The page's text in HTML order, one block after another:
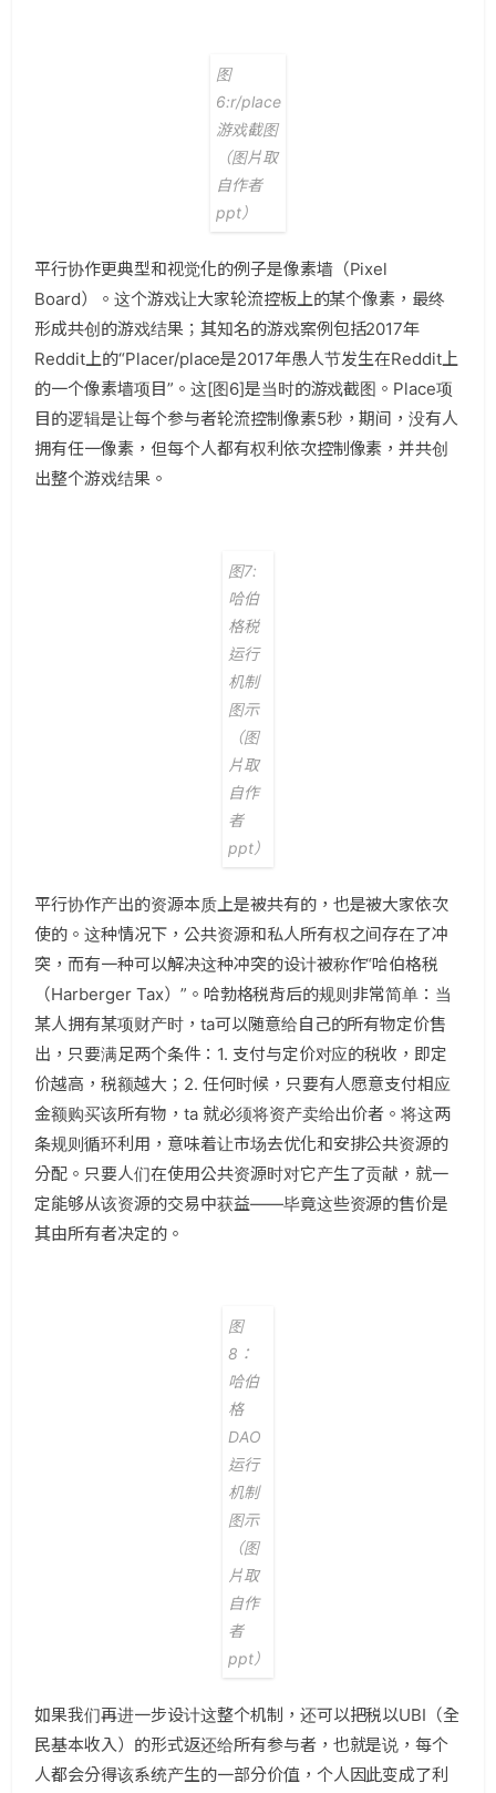
图
6:r/place
游戏截图
（图片取
自作者
ppt）
平行协作更典型和视觉化的例子是像素墙（Pixel
Board）。这个游戏让大家轮流控板上的某个像素，最终
形成共创的游戏结果；其知名的游戏案例包括2017年
Reddit上的“Placer/place是2017年愚人节发生在Reddit上
的一个像素墙项目”。这[图6]是当时的游戏截图。Place项
目的逻辑是让每个参与者轮流控制像素5秒，期间，没有人
拥有任一像素，但每个人都有权利依次控制像素，并共创
出整个游戏结果。
图7:
哈伯
格税
运行
机制
图示
（图
片取
自作
者
ppt）
平行协作产出的资源本质上是被共有的，也是被大家依次
使的。这种情况下，公共资源和私人所有权之间存在了冲
突，而有一种可以解决这种冲突的设计被称作“哈伯格税
（Harberger Tax）”。哈勃格税背后的规则非常简单：当
某人拥有某项财产时，ta可以随意给自己的所有物定价售
出，只要满足两个条件：1. 支付与定价对应的税收，即定
价越高，税额越大；2. 任何时候，只要有人愿意支付相应
金额购买该所有物，ta 就必须将资产卖给出价者。将这两
条规则循环利用，意味着让市场去优化和安排公共资源的
分配。只要人们在使用公共资源时对它产生了贡献，就一
定能够从该资源的交易中获益——毕竟这些资源的售价是
其由所有者决定的。
图
8：
哈伯
格
DAO
运行
机制
图示
（图
片取
自作
者
ppt）
如果我们再进一步设计这整个机制，还可以把税以UBI（全
民基本收入）的形式返还给所有参与者，也就是说，每个
人都会分得该系统产生的一部分价值，个人因此变成了利